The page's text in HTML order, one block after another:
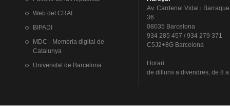
Web del CRAI
BIPADI
MDC - Memòria digital de
Catalunya
Universitat de Barcelona
Av. Cardenal Vidal i
36
08035 Barcelona
934 285 457 / 934 279 371
C5J2+8G Barcelona
Horari:
de dillunsa divendres, de 8